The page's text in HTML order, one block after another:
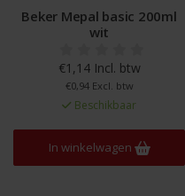
Beker Mepal basic 200ml
wit
€1,14 Incl. btw
€0,94 Excl. btw
Beschikbaar
In winkelwagen